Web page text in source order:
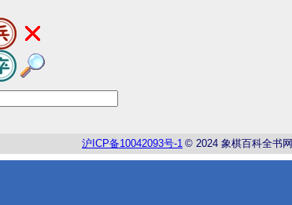
沪 ICP备10042093号-1 © 2024 象棋百科全书网